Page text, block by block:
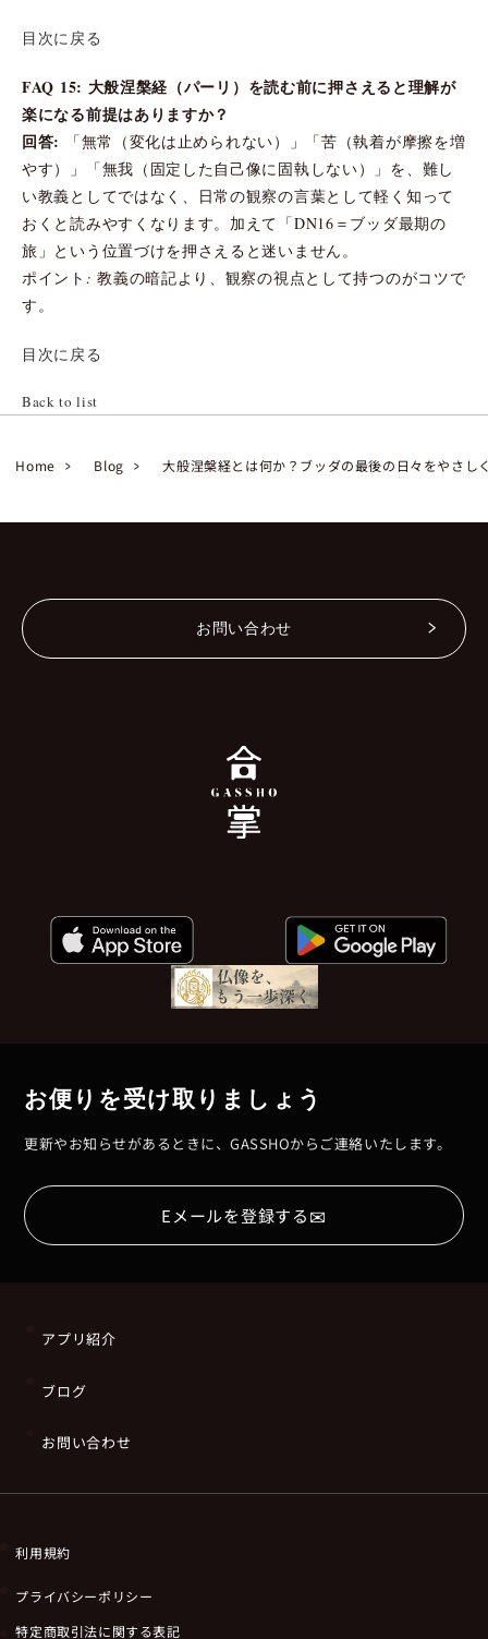
目次に戻る
FAQ 15: 大般涅槃経（パーリ）を読む前に押さえると理解が
楽になる前提はありますか？
回答:
「無常（変化は止められない）」「苦（執着が摩擦を増
やす）」「無我（固定した自己像に固執しない）」を、難し
い教義としてではなく、日常の観察の言葉として軽く知って
おくと読みやすくなります。加えて「DN16＝ブッダ最期の
旅」という位置づけを押さえると迷いません。
ポイント: 教義の暗記より、観察の視点として持つのがコツで
す。
目次に戻る
Back to list
Home Blog 大般涅槃経とは何か？ブッダの最後の日々をやさし
お問い合わせ
お便りを受け取りましょう
更新やお知らせがあるときに、GASSHOからご連絡いたします。
Eメールを登録する✉
アプリ紹介
ブログ
お問い合わせ
利用規約
プライバシーポリシー
特定商取引法に関する表記